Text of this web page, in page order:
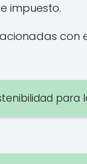
impuesto.
con
para